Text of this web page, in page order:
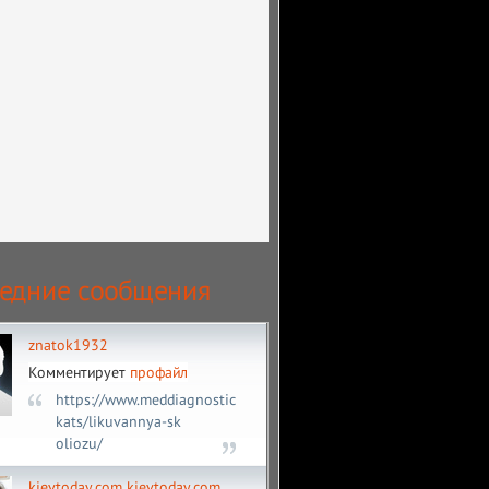
сообщения
znatok1932
Комментирует профайл
https://www.meddiagnostica.com.ua/uk/publ-
kats/likuvannya-sk
oliozu/